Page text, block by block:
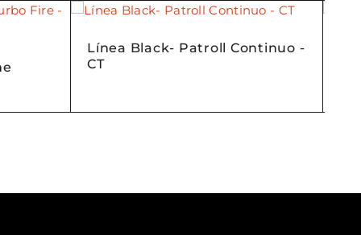
Línea Black- Patroll Continuo -
CT